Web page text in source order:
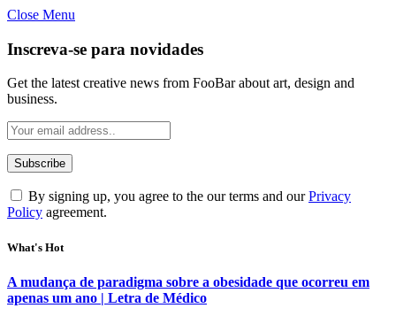
Close Menu
Inscreva-se para novidades
Get the latest creative news from FooBar about art, design and
business.
By signing up, you agree to the our terms and ourPrivacy
Policy agreement.
What's Hot
A mudança de paradigma sobre a obesidade que ocorreu em
apenas um ano | Letra de Médico